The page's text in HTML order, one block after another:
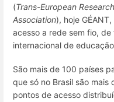
(Trans-European
Association), hoje
acesso a rede sem fio,
internacional de
São mais de 100 países
que só no Brasil são
pontos de acesso